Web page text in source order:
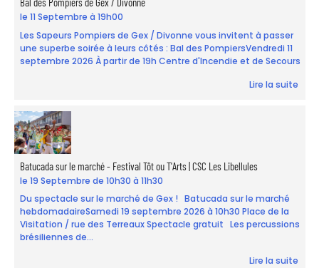
le 11 Septembre à 19h00
Les Sapeurs Pompiers de Gex / Divonne vous invitent à passer
une superbe soirée à leurs côtés : Bal des PompiersVendredi 11
septembre 2026 À partir de 19h Centre d'Incendie et de Secours
Lire la suite
Batucada sur le marché - Festival Tôt ou T'Arts | CSC Les Libellules
le 19 Septembre de 10h30 à 11h30
Du spectacle sur le marché de Gex ! Batucada sur le marché
hebdomadaireSamedi 19 septembre 2026 à 10h30 Place de la
Visitation / rue des Terreaux Spectacle gratuit Les percussions
brésiliennes de...
Lire la suite